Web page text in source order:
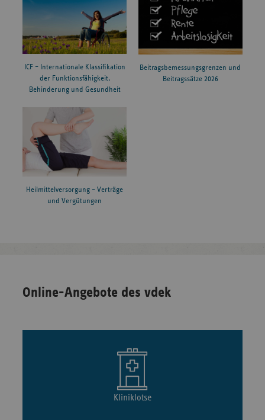
ICF – Internationale Klassifikation
der Funktionsfähigkeit,
Behinderung und Gesundheit
Beitragsbemessungsgrenzen und
Beitragssätze 2026
Heilmittelversorgung – Verträge
und Vergütungen
Online-Angebote des vdek
Kliniklotse